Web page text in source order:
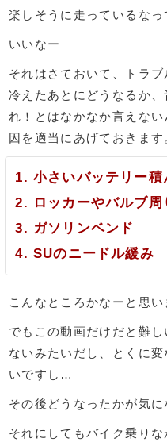
楽しそうに走っているなっ
いいなー
それはさておいて、トラ
冷えたあとにどうなるか
れ！とはなかなか言えな
因を適当にあげておきます
小さいバッテリー積
ロッカーやバルブ
ガソリンベンド
SUのニードル緩み
こんなところかなーと思い
でもこの動画だけだと難
ないみたいだし、とくに
いですし…
その後どうなったかが気に
それにしてもバイク乗り